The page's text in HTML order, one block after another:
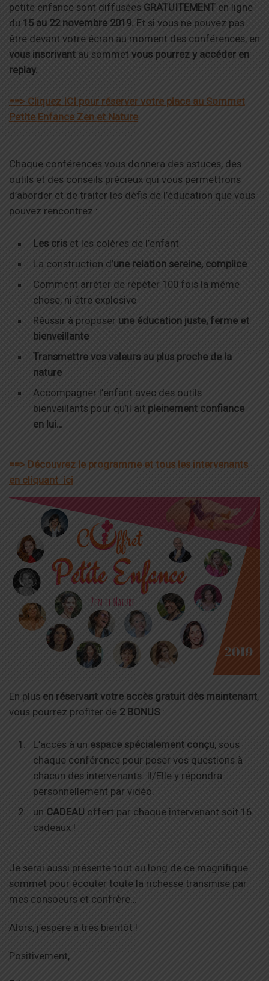
petite enfance sont diffusées GRATUITEMENT en ligne
du 15 au 22 novembre 2019. Et si vous ne pouvez pas
être devant votre écran au moment des conférences, en
vous inscrivant au sommet vous pourrez y accéder en
replay.
==> Cliquez ICI pour réserver votre place au Sommet
Petite Enfance Zen et Nature
Chaque conférences vous donnera des astuces, des
outils et des conseils précieux qui vous permettrons
d’aborder et de traiter les défis de l’éducation que vous
pouvez rencontrez :
Les cris et les colères de l’enfant
La construction d’une relation sereine, complice
Comment arrêter de répéter 100 fois la même
chose, ni être explosive
Réussir à proposer une éducation juste, ferme et
bienveillante
Transmettre vos valeurs au plus proche de la
nature
Accompagner l’enfant avec des outils
bienveillants pour qu’il ait pleinement confiance
en lui…
==> Découvrez le programme et tous les intervenants
en cliquant ici
En plus en réservant votre accès gratuit dès maintenant,
vous pourrez profiter de 2 BONUS :
L’accès à un espace spécialement conçu, sous
chaque conférence pour poser vos questions à
chacun des intervenants. Il/Elle y répondra
personnellement par vidéo.
un CADEAU offert par chaque intervenant soit 16
cadeaux !
Je serai aussi présente tout au long de ce magnifique
sommet pour écouter toute la richesse transmise par
mes consoeurs et confrère…
Alors, j’espère à très bientôt !
Positivement,